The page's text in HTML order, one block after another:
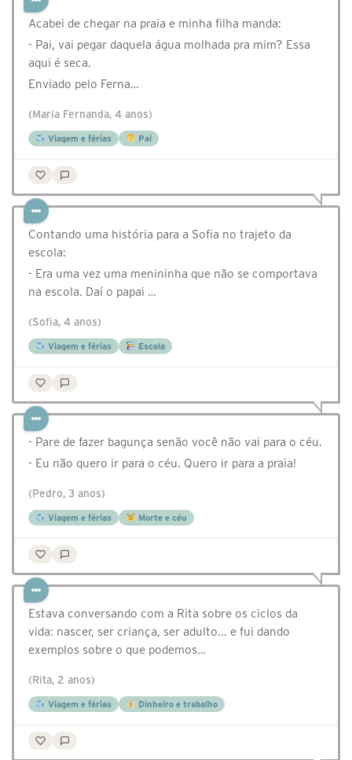
Acabei de chegar na praia e minha filha manda:
- Pai, vai pegar daquela água molhada pra mim? Essa
aqui é seca.
Enviado pelo Ferna…
(Maria Fernanda, 4 anos)
Viagem e férias Pai
Contando uma história para a Sofia no trajeto da
escola:
- Era uma vez uma menininha que não se comportava
na escola. Daí o papai …
(Sofia, 4 anos)
Viagem e férias Escola
- Pare de fazer bagunça senão você não vai para o céu.
- Eu não quero ir para o céu. Quero ir para a praia!
(Pedro, 3 anos)
Viagem e férias Morte e céu
Estava conversando com a Rita sobre os ciclos da
vida: nascer, ser criança, ser adulto... e fui dando
exemplos sobre o que podemos…
(Rita, 2 anos)
Viagem e férias Dinheiro e trabalho